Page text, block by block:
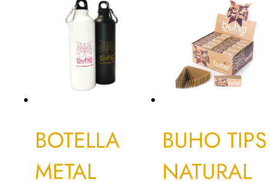
BOTELLA
METAL
BUHO TIPS
NATURAL